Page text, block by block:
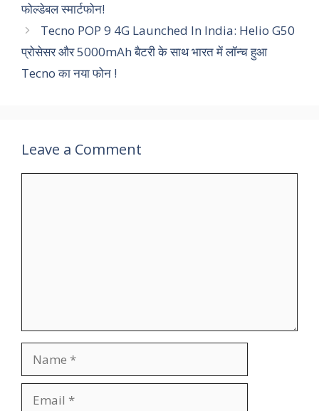
फोल्डेबल स्मार्टफोन!
Tecno POP 9 4G Launched In India: Helio G50
प्रोसेसर और 5000mAh बैटरी के साथ भारत में लॉन्च हुआ
Tecno का नया फोन !
Leave a Comment